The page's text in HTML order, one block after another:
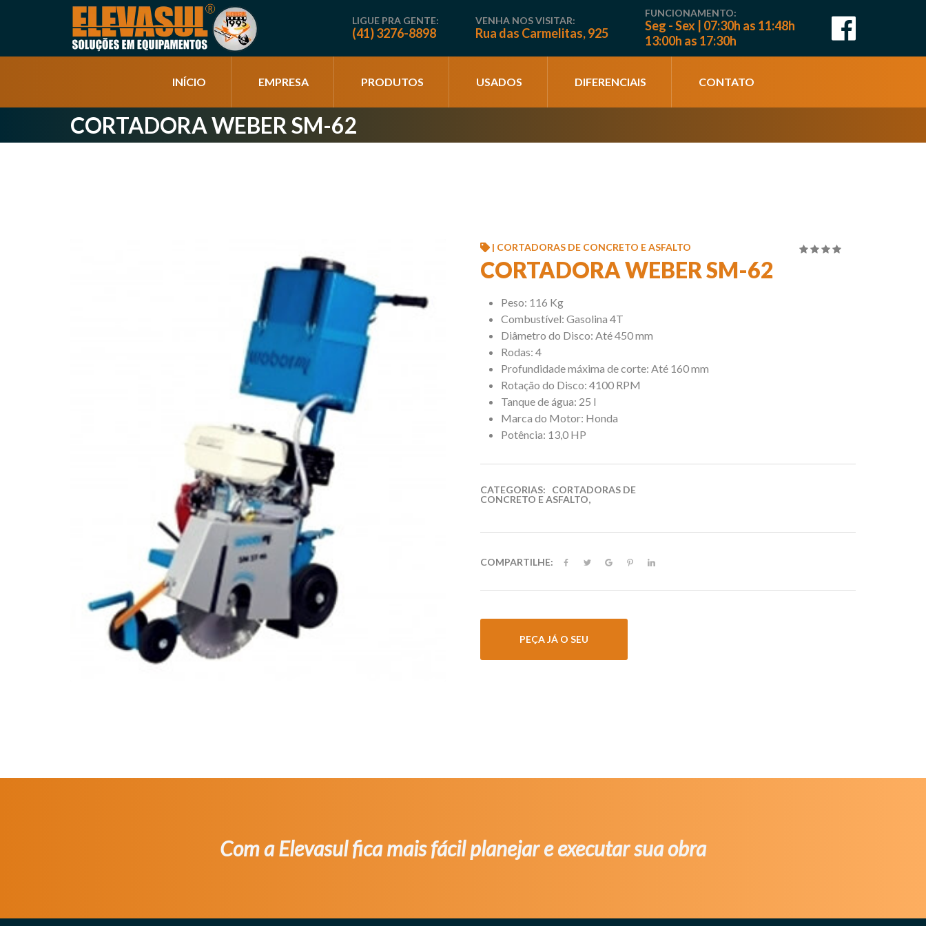
LIGUE PRA GENTE:
(41) 3276-8898
VENHA NOS VISITAR:
Rua das Carmelitas, 925
FUNCIONAMENTO:
Seg - Sex | 07:30h as 11:48h
13:00h as 17:30h
INÍCIO EMPRESA PRODUTOS USADOS DIFERENCIAIS CONTATO
CORTADORA WEBER SM-62
| CORTADORAS DE CONCRETO E ASFALTO
CORTADORA WEBER SM-62
Peso: 116 Kg
Combustível: Gasolina 4T
Diâmetro do Disco: Até 450 mm
Rodas: 4
Profundidade máxima de corte: Até 160 mm
Rotação do Disco: 4100 RPM
Tanque de água: 25 l
Marca do Motor: Honda
Potência: 13,0 HP
CATEGORIAS:
CORTADORAS DE
CONCRETO E ASFALTO,
COMPARTILHE:
PEÇA JÁ O SEU
Com a Elevasul fica mais fácil planejar e executar sua obra